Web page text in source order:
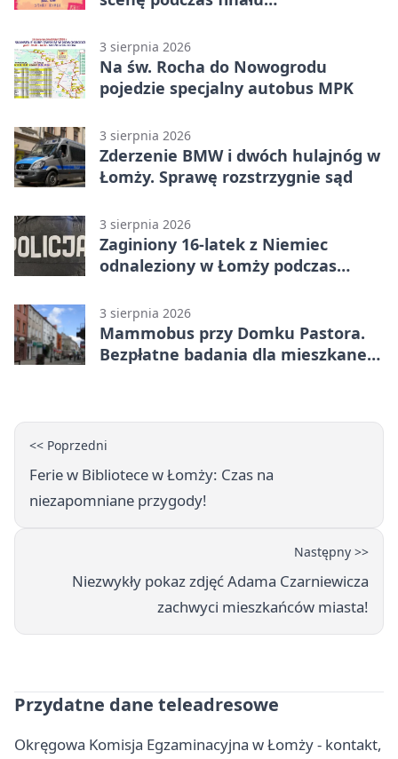
3 sierpnia 2026
Na św. Rocha do Nowogrodu
pojedzie specjalny autobus MPK
3 sierpnia 2026
Zderzenie BMW i dwóch hulajnóg w
Łomży. Sprawę rozstrzygnie sąd
3 sierpnia 2026
Zaginiony 16-latek z Niemiec
odnaleziony w Łomży podczas
3 sierpnia 2026
Mammobus przy Domku Pastora.
Bezpłatne badania dla mieszkanek
<< Poprzedni
Ferie w Bibliotece w Łomży: Czas na
niezapomniane przygody!
Następny >>
Niezwykły pokaz zdjęć Adama Czarniewicza
zachwyci mieszkańców miasta!
Przydatne dane teleadresowe
Okręgowa Komisja Egzaminacyjna w Łomży - kontakt,